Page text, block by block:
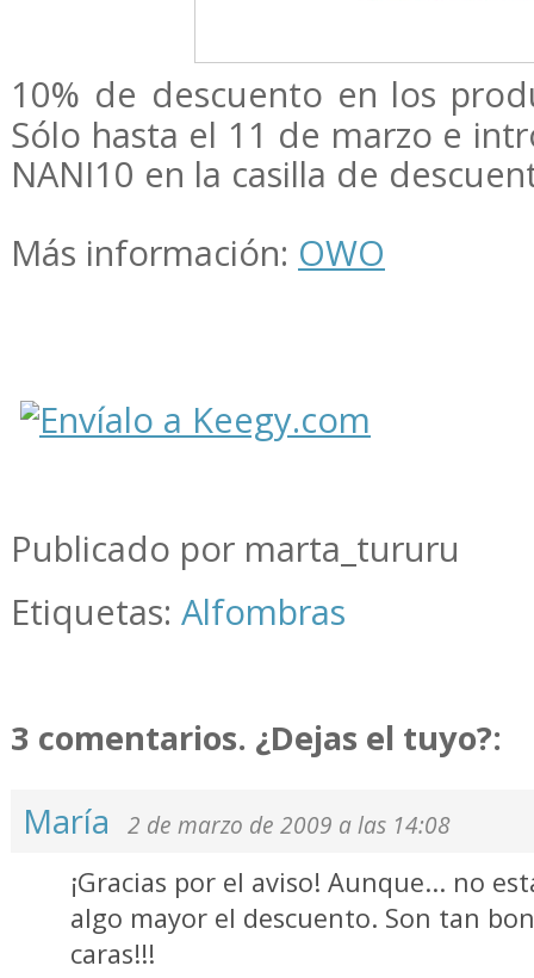
10% de descuento en los
Sólo hasta el 11 de marzo e
NANI10 en la casilla de
Más información: OWO
Publicado por marta_tururu
Etiquetas: Alfombras
3 comentarios. ¿Dejas el tuyo?:
María
2 de marzo de 2009 a las 14:08
¡Gracias por el aviso! Aunque... no
algo mayor el descuento. Son tan
caras!!!